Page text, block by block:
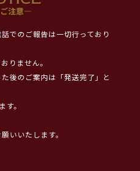
でのご報告は一切行っており
りません。
後のご案内は「発送完了」と
す。
いいたします。